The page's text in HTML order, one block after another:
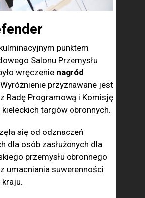
punktem
Salonu Przemysłu
wręczenie nagród
Wyróżnienie przyznawane jest
Radę Programową i Komisję
kieleckich targów obronnych.
się od odznaczeń
dla osób zasłużonych dla
przemysłu obronnego
umacniania suwerenności